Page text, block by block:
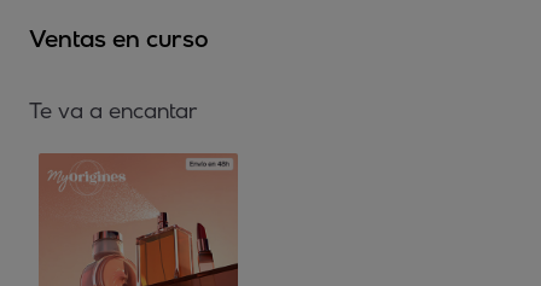
Ventas en curso
Te va a encantar